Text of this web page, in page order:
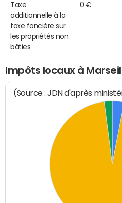
Taxe
additionnelle à la
taxe foncière sur
les propriétés non
bâties
0 €
Impôts locaux à
(Source : JDN d'après